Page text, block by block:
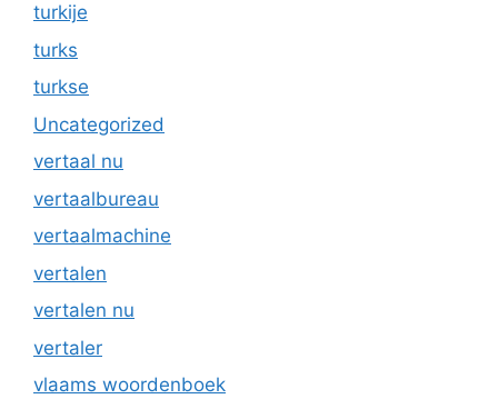
turkije
turks
turkse
Uncategorized
vertaal nu
vertaalbureau
vertaalmachine
vertalen
vertalen nu
vertaler
vlaams woordenboek